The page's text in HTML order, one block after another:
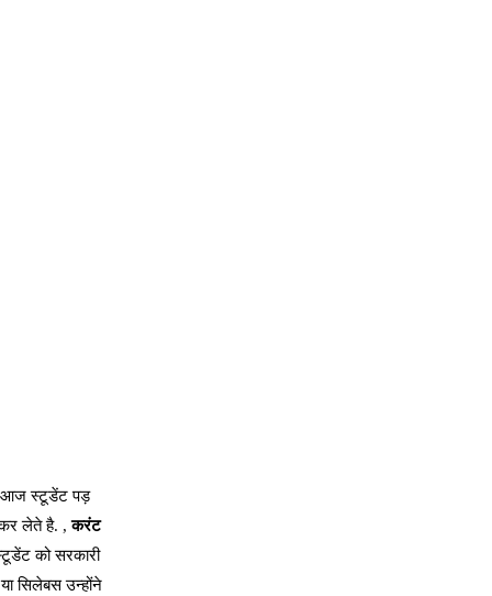
आज स्टूडेंट पड़
कर लेते है. ,करंट
को सरकारी
सिलेबस उन्होंने